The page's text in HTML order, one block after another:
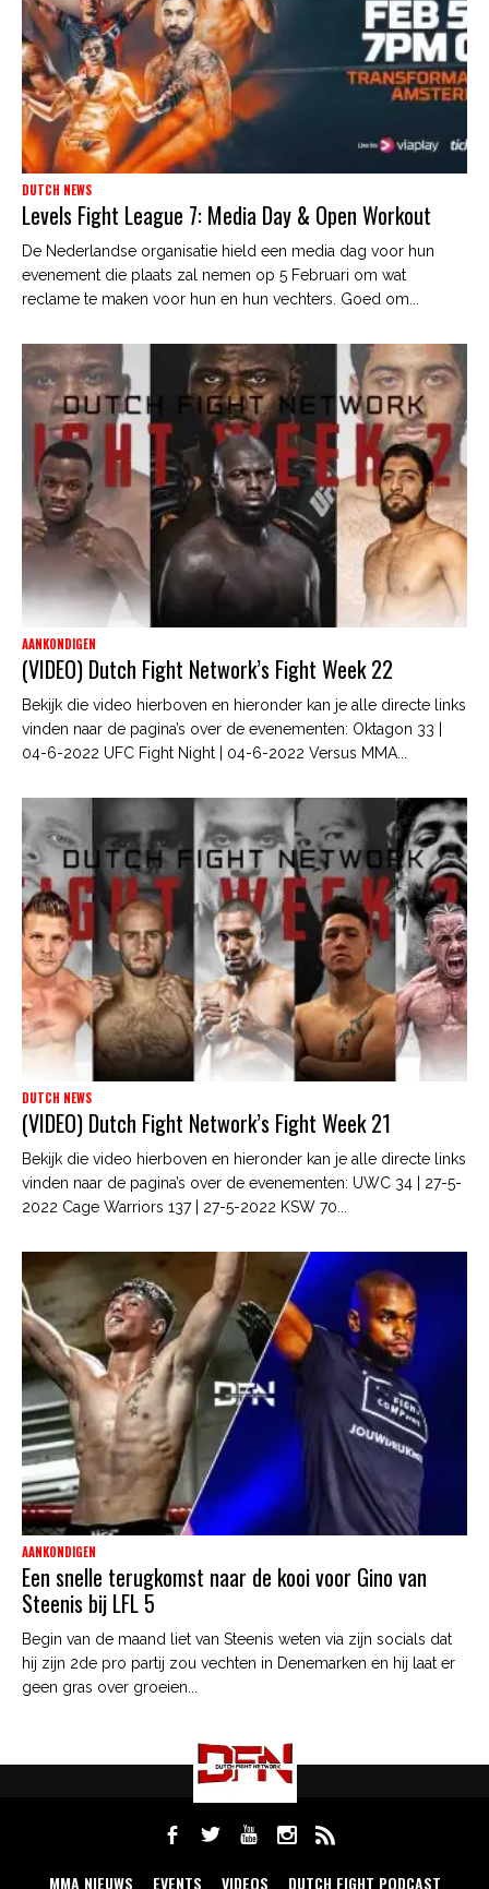
DUTCH NEWS
Levels Fight League 7: Media Day & Open Workout
De Nederlandse organisatie hield een media dag voor hun
evenement die plaats zal nemen op 5 Februari om wat
reclame te maken voor hun en hun vechters. Goed om...
AANKONDIGEN
(VIDEO) Dutch Fight Network’s Fight Week 22
Bekijk die video hierboven en hieronder kan je alle directe links
vinden naar de pagina’s over de evenementen: Oktagon 33 |
04-6-2022 UFC Fight Night | 04-6-2022 Versus MMA...
DUTCH NEWS
(VIDEO) Dutch Fight Network’s Fight Week 21
Bekijk die video hierboven en hieronder kan je alle directe links
vinden naar de pagina’s over de evenementen: UWC 34 | 27-5-
2022 Cage Warriors 137 | 27-5-2022 KSW 70...
AANKONDIGEN
Een snelle terugkomst naar de kooi voor Gino van
Steenis bij LFL 5
Begin van de maand liet van Steenis weten via zijn socials dat
hij zijn 2de pro partij zou vechten in Denemarken en hij laat er
geen gras over groeien...
MMA NIEUWS EVENTS VIDEOS DUTCH FIGHT PODCAST